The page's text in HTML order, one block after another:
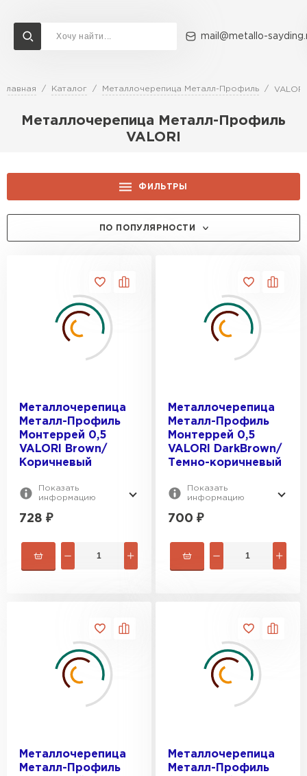
mail@metallo-
Главная Каталог Металлочерепица Металл-Профиль VALORI
Металлочерепица Металл-Профиль
VALORI
ФИЛЬТРЫ
Ламонтерра XL
Монтекристо
Монтеррей
Монтерроса
ОТТЕНОК:
Коричневый
Темно-серый
Темно-фиолетовый
1190
1195
ПОЛЕЗНАЯ ШИРИНА, ММ:
40
50
90
ПО ПОПУЛЯРНОСТИ
Металлочерепица
Металл-Профиль
Монтеррей 0,5
VALORI Brown/
Коричневый
Показать
информацию
728 ₽
Металлочерепица
Металл-Профиль
Монтеррей 0,5
VALORI DarkBrown/
Темно-коричневый
Показать
информацию
700 ₽
Металлочерепица
Металл-Профиль
Металлочерепица
Металл-Профиль
Доставка и оплата Акции О компании Контакты